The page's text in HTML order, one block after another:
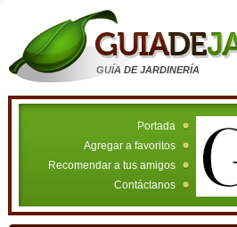
GUÍA DE JARDINERÍA
Portada
Agregar a favoritos
Recomendar a tus amigos
Contáctanos